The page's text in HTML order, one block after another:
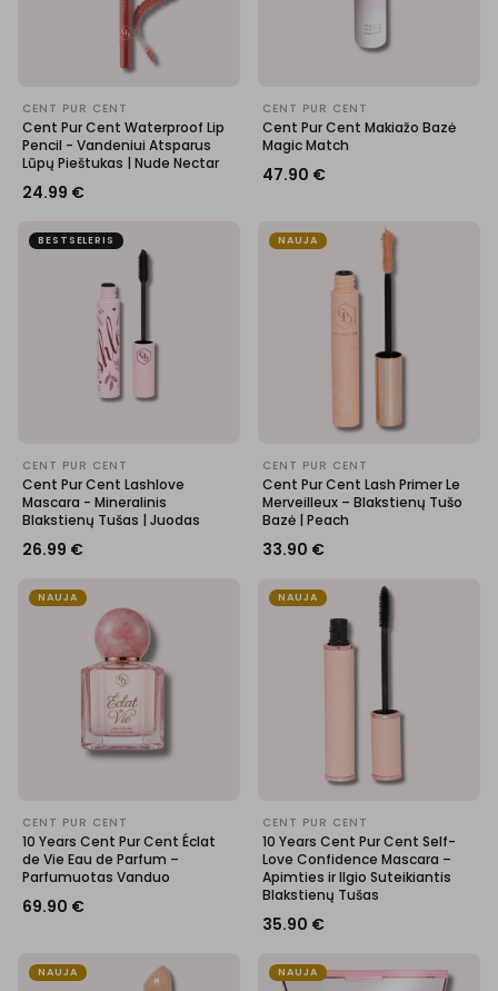
CENT PUR CENT
Cent Pur Cent Waterproof Lip
Pencil - Vandeniui Atsparus
Lūpų Pieštukas | Nude Nectar
24.99 €
CENT PUR CENT
Cent Pur Cent Makiažo Bazė
Magic Match
47.90 €
BESTSELERIS
CENT PUR CENT
Cent Pur Cent Lashlove
Mascara - Mineralinis
Blakstienų Tušas | Juodas
26.99 €
NAUJA
CENT PUR CENT
Cent Pur Cent Lash Primer Le
Merveilleux – Blakstienų Tušo
Bazė | Peach
33.90 €
NAUJA
CENT PUR CENT
10 Years Cent Pur Cent Éclat
de Vie Eau de Parfum –
Parfumuotas Vanduo
69.90 €
NAUJA
CENT PUR CENT
10 Years Cent Pur Cent Self-
Love Confidence Mascara –
Apimties ir Ilgio Suteikiantis
Blakstienų Tušas
35.90 €
NAUJA NAUJA